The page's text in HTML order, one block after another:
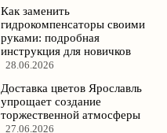
Как заменить
гидрокомпенсаторы своими
руками: подробная
инструкция для новичков
28.06.2026
Доставка цветов Ярославль
упрощает создание
торжественной атмосферы
27.06.2026